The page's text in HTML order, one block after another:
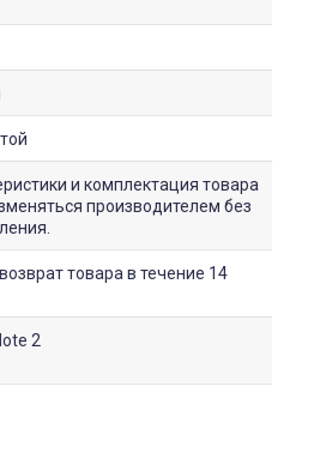
и комплектация товара
производителем без
товара в течение 14
2